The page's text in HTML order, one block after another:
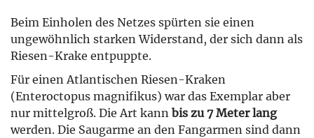
Beim Einholen des Netzes spürten sie einen
ungewöhnlich starken Widerstand, der sich dann als
Riesen-Krake entpuppte.
Für einen Atlantischen Riesen-Kraken
(Enteroctopus magnifikus) war das Exemplar aber
nur mittelgroß. Die Art kann bis zu 7 Meter lang
werden. Die Saugarme an den Fangarmen sind dann